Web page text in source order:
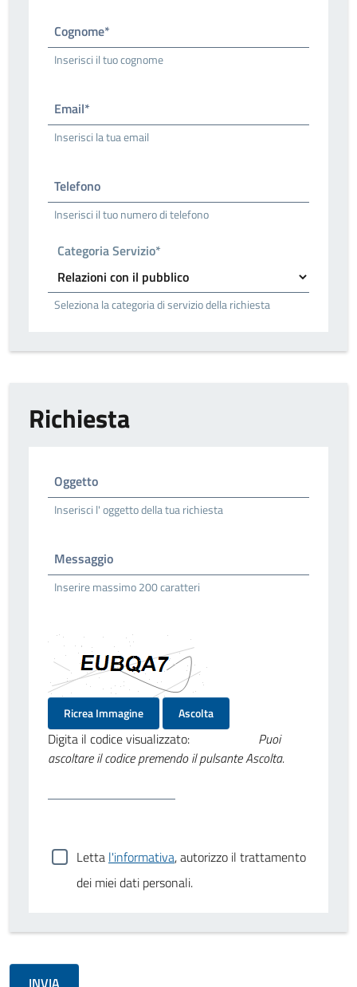
Cognome*
Inserisci il tuo cognome
Email*
Inserisci la tua email
Telefono
Inserisci il tuo numero di telefono
Categoria Servizio*
Seleziona la categoria di servizio della richiesta
Richiesta
Oggetto
Inserisci l' oggetto della tua richiesta
Messaggio
Inserire massimo 200 caratteri
Ricrea Immagine Ascolta
Digita il codice visualizzato:
Puoi
ascoltare il codice premendo il pulsante Ascolta.
Letta l'informativa, autorizzo il trattamento
dei miei dati personali.